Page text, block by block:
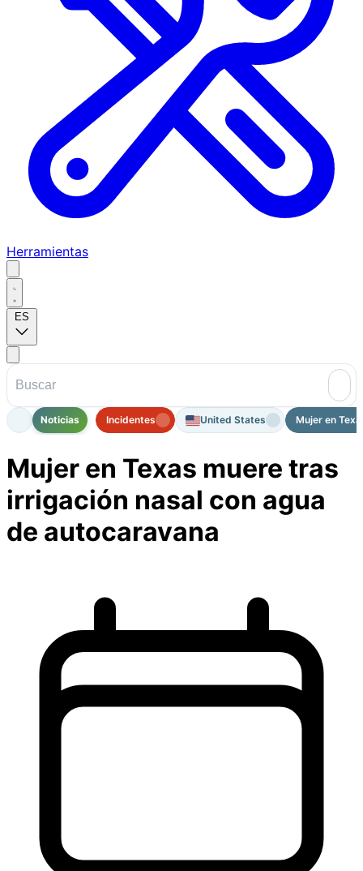
Herramientas
ES
Noticias Incidentes United States Mujer en
Mujer en Texas muere tras
irrigación nasal con agua
de autocaravana